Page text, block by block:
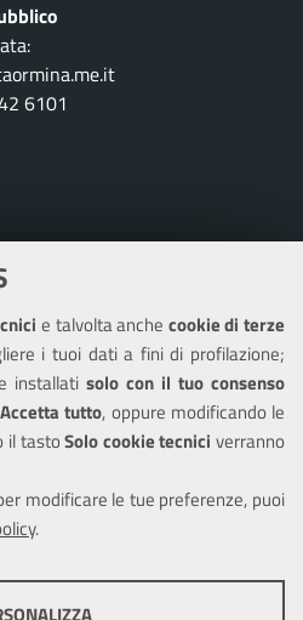
e talvolta anche cookie di terze
i tuoi dati a fini di profilazione;
installati solo con il tuo consenso
Accetta tutto, oppure modificando le
il tastoSolo cookie tecnici verranno
modificare le tue preferenze, puoi
.
6101
sito